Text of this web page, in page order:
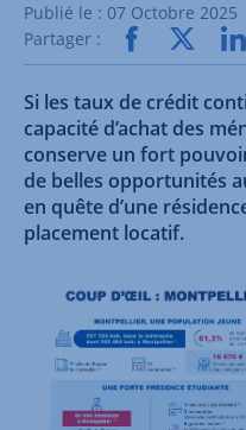
Publié le : 07 Octobre 2025
Partager :
Si les taux de crédit
capacité d’achat des
conserve un fort
de belles opportunités
en quête d’une
placement locatif.